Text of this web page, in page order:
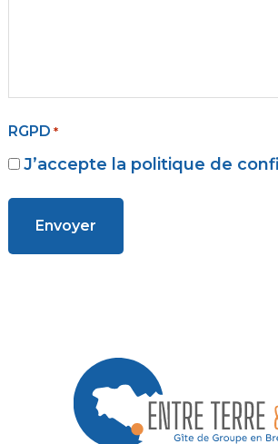
RGPD *
J’accepte la politique de